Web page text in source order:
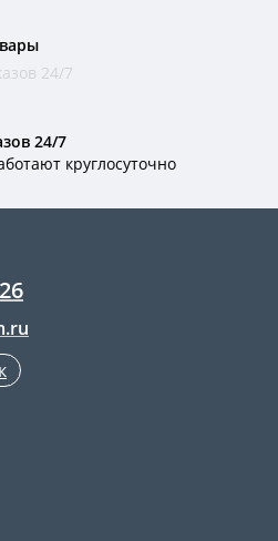
24/7
круглосуточно